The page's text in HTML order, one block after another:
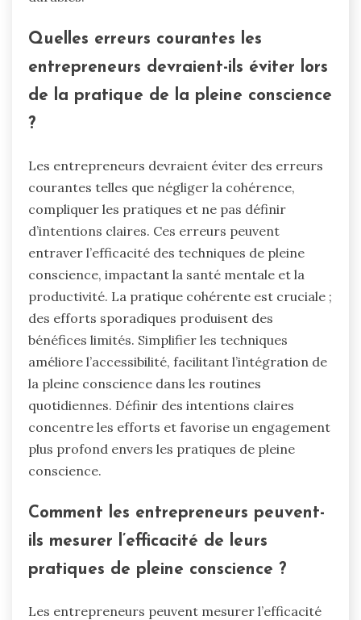
Quelles erreurs courantes les
entrepreneurs devraient-ils éviter lors
de la pratique de la pleine conscience
?
Les entrepreneurs devraient éviter des erreurs
courantes telles que négliger la cohérence,
compliquer les pratiques et ne pas définir
d’intentions claires. Ces erreurs peuvent
entraver l’efficacité des techniques de pleine
conscience, impactant la santé mentale et la
productivité. La pratique cohérente est cruciale ;
des efforts sporadiques produisent des
bénéfices limités. Simplifier les techniques
améliore l’accessibilité, facilitant l’intégration de
la pleine conscience dans les routines
quotidiennes. Définir des intentions claires
concentre les efforts et favorise un engagement
plus profond envers les pratiques de pleine
conscience.
Comment les entrepreneurs peuvent-
ils mesurer l’efficacité de leurs
pratiques de pleine conscience ?
Les entrepreneurs peuvent mesurer l’efficacité